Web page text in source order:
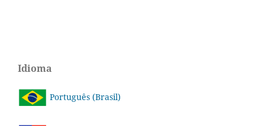
Idioma
Português (Brasil)